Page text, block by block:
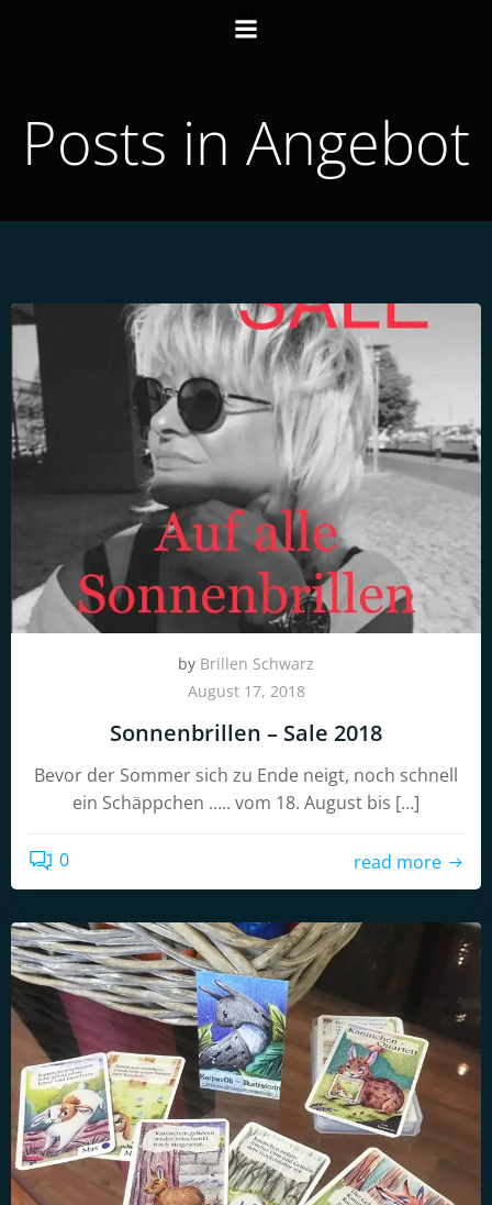
Inhalt
Posts in Angebot
by Brillen Schwarz
August 17, 2018
Sonnenbrillen – Sale 2018
Bevor der Sommer sich zu Ende neigt, noch schnell
ein Schäppchen ….. vom 18. August bis […]
0 read more